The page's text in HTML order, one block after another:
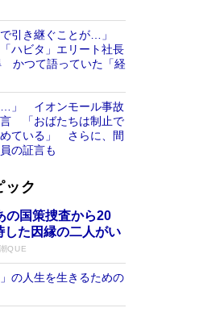
で引き継ぐことが…」
ハビタ」エリート社長
かつて語っていた「経
…」 イオンモール事故
「おばたちは制止で
ている」 さらに、間
の証言も
ック
国策捜査から20
した因縁の二人がい
QUE
の人生を生きるための